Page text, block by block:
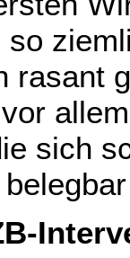
rasant
sich